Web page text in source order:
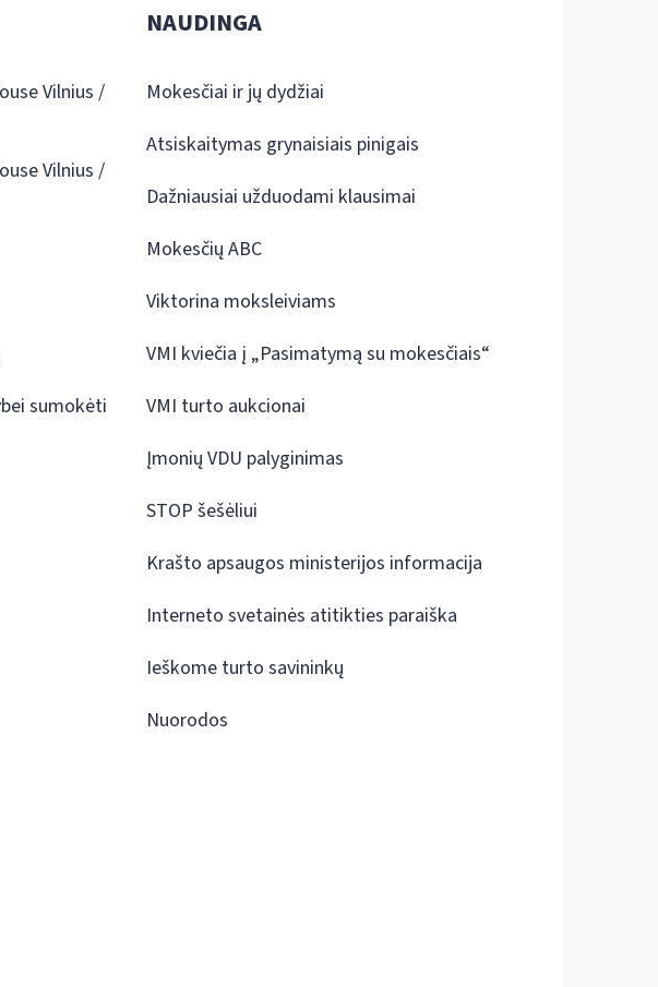
Vilnius /
Vilnius /
sumokėti
NAUDINGA
Mokesčiai ir jų dydžiai
Atsiskaitymas grynaisiais pinigais
Dažniausiai užduodami klausimai
Mokesčių ABC
Viktorina moksleiviams
VMI kviečia į „Pasimatymą su mokesčiais“
VMI turto aukcionai
Įmonių VDU palyginimas
STOP šešėliui
Krašto apsaugos ministerijos informacija
Interneto svetainės atitikties paraiška
Ieškome turto savininkų
Nuorodos